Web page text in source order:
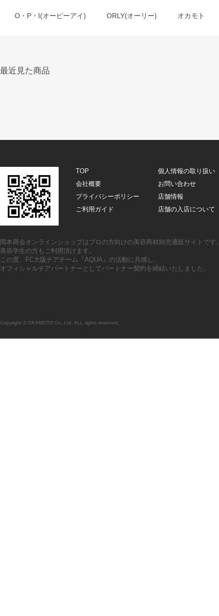
O・P・I(オーピーアイ) ORLY(オーリー) オカモト
最近見た商品
TOP
個人情報の取り扱い
会社概要
お問い合わせ
プライバシーポリシー
店舗情報
ご利用ガイド
店舗の入店について
岡本商会オンラインショップはプロの方向けの美容商材卸売通販サイトです
美容学生の方もご利用頂けます。
この度、FC大阪チアチーム『AQUA』の活動に共感し、
オフィシャルチアパートナーとしてパートナー契約を締結いたしました。
Copyright © OKAMOTO Co,.Ltd. ALL rights reserved.